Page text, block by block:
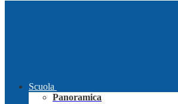
Scuola
Panoramica